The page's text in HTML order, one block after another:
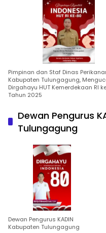
Pimpinan dan Staf Dinas
Kabupaten Tulungagung,
Dirgahayu HUT Kemerdekaan RI
Tahun 2025
Dewan Pengurus
Tulungagung
Dewan Pengurus KADIN
Kabupaten Tulungagung